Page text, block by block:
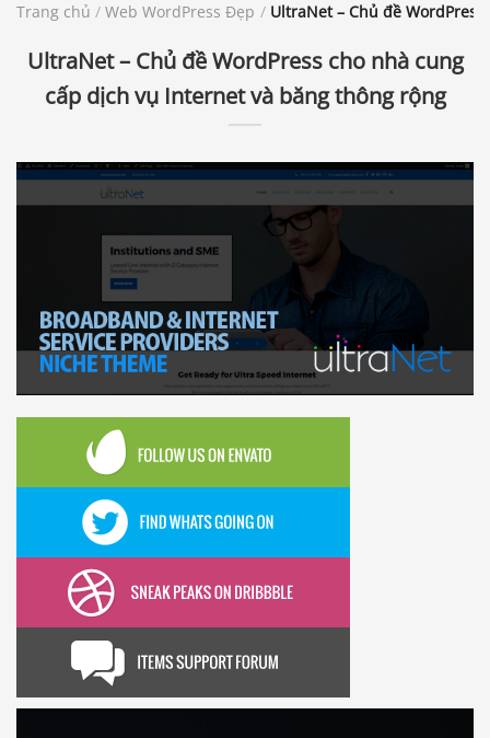
Trang chủ / Web WordPress Đẹp / UltraNet – Chủ đề
UltraNet – Chủ đề WordPress cho nhà cung
cấp dịch vụ Internet và băng thông rộng